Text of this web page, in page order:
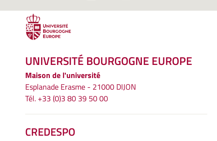
UNIVERSITÉ BOURGOGNE EUROPE
Maison de l'université
Esplanade Erasme - 21000 DIJON
Tél. +33 (0)3 80 39 50 00
CREDESPO